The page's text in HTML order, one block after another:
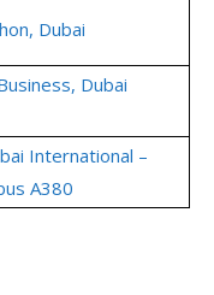
Dubai
Dubai
International –
A380